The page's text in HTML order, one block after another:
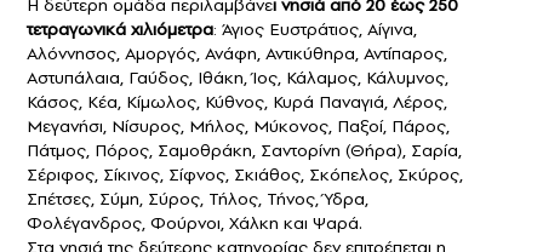
τετραγωνικά χιλιόμετρα: Άγιος Ευστράτιος, Αίγινα,
Αλόννησος, Αμοργός, Ανάφη, Αντικύθηρα, Αντίπαρος,
Αστυπάλαια, Γαύδος, Ιθάκη, Ίος, Κάλαμος, Κάλυμνος,
Κάσος, Κέα, Κίμωλος, Κύθνος, Κυρά Παναγιά, Λέρος,
Μεγανήσι, Νίσυρος, Μήλος, Μύκονος, Παξοί, Πάρος,
Πάτμος, Πόρος, Σαμοθράκη, Σαντορίνη (Θήρα), Σαρία,
Σέριφος, Σίκινος, Σίφνος, Σκιάθος, Σκόπελος, Σκύρος,
Σπέτσες, Σύμη, Σύρος, Τήλος, Τήνος, Ύδρα,
Φολέγανδρος, Φούρνοι, Χάλκη και Ψαρά.
Στα νησιά της δεύτερης κατηγορίας δεν επιτρέπεται η